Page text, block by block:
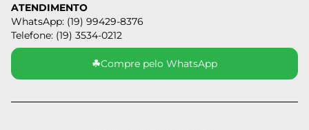
ATENDIMENTO
WhatsApp: (19) 99429-8376
Telefone: (19) 3534-0212
☘Compre pelo WhatsApp